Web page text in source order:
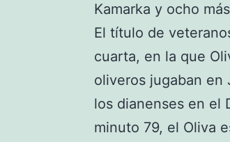
Kamarka y ocho
El título de
cuarta, en la que
oliveros jugaban en
los dianenses en el
minuto 79, el Oliva